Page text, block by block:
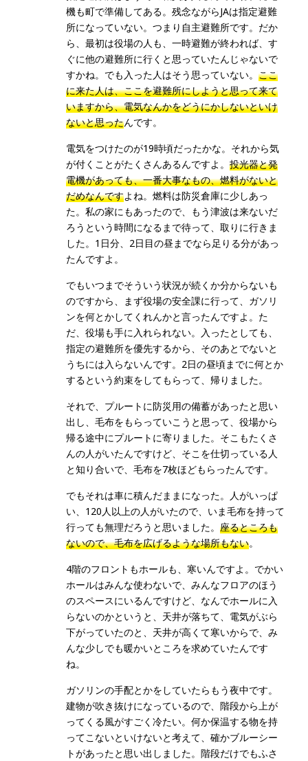
機も町で準備してある。残念ながらJAは指定避難
所になっていない。つまり自主避難所です。だか
ら、最初は役場の人も、一時避難が終われば、す
ぐに他の避難所に行くと思っていたんじゃないで
すかね。でも入った人はそう思っていない。ここ
に来た人は、ここを避難所にしようと思って来て
いますから、電気なんかをどうにかしないといけ
ないと思ったんです。
電気をつけたのが19時頃だったかな。それから気
が付くことがたくさんあるんですよ。投光器と発
電機があっても、一番大事なもの、燃料がないと
だめなんですよね。燃料は防災倉庫に少しあっ
た。私の家にもあったので、もう津波は来ないだ
ろうという時間になるまで待って、取りに行きま
した。1日分、2日目の昼までなら足りる分があっ
たんですよ。
でもいつまでそういう状況が続くか分からないも
のですから、まず役場の安全課に行って、ガソリ
ンを何とかしてくれんかと言ったんですよ。た
だ、役場も手に入れられない。入ったとしても、
指定の避難所を優先するから、そのあとでないと
うちには入らないんです。2日の昼頃までに何とか
するという約束をしてもらって、帰りました。
それで、プルートに防災用の備蓄があったと思い
出し、毛布をもらっていこうと思って、役場から
帰る途中にプルートに寄りました。そこもたくさ
んの人がいたんですけど、そこを仕切っている人
と知り合いで、毛布を7枚ほどもらったんです。
でもそれは車に積んだままになった。人がいっぱ
い、120人以上の人がいたので、いま毛布を持って
行っても無理だろうと思いました。座るところも
ないので、毛布を広げるような場所もない。
4階のフロントもホールも、寒いんですよ。でかい
ホールはみんな使わないで、みんなフロアのほう
のスペースにいるんですけど、なんでホールに入
らないのかというと、天井が落ちて、電気がぶら
下がっていたのと、天井が高くて寒いからで、み
んな少しでも暖かいところを求めていたんです
ね。
ガソリンの手配とかをしていたらもう夜中です。
建物が吹き抜けになっているので、階段から上が
ってくる風がすごく冷たい。何か保温する物を持
ってこないといけないと考えて、確かブルーシー
トがあったと思い出しました。階段だけでもふさ